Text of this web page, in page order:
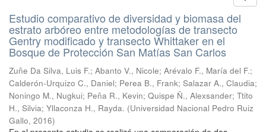
Estudio comparativo de diversidad y biomasa del
estrato arbóreo entre metodologías de transecto
Gentry modificado y transecto Whittaker en el
Bosque de Protección San Matías San Carlos
Zuñe Da Silva, Luis F.; Abanto V., Nicole; Arévalo F., María del F.;
Calderón-Urquizo C., Daniel; Perea B., Frank; Salazar A., Claudia;
Noningo M., Nugkui; Peña R., Kevin; Quispe Ñ., Alexsander; Ttito
H., Silvia; Yllaconza H., Rayda. (Universidad Nacional Pedro Ruiz
Gallo, 2016)